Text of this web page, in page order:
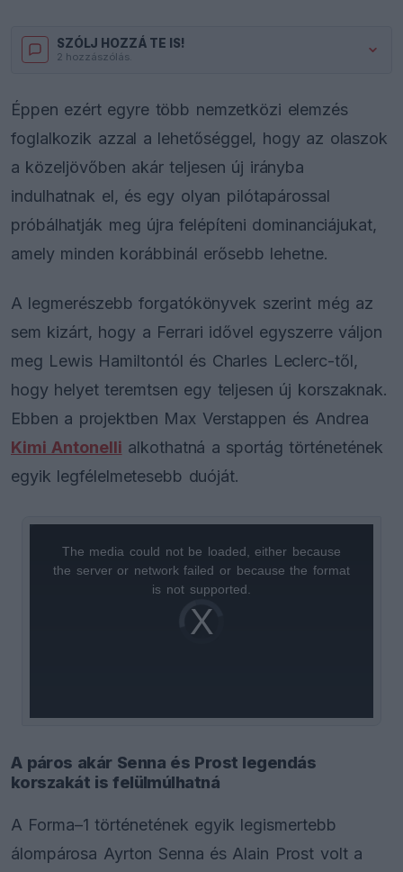
SZÓLJ HOZZÁ TE IS!
2 hozzászólás.
Éppen ezért egyre több nemzetközi elemzés
foglalkozik azzal a lehetőséggel, hogy az olaszok
a közeljövőben akár teljesen új irányba
indulhatnak el, és egy olyan pilótapárossal
próbálhatják meg újra felépíteni dominanciájukat,
amely minden korábbinál erősebb lehetne.
A legmerészebb forgatókönyvek szerint még az
sem kizárt, hogy a Ferrari idővel egyszerre váljon
meg Lewis Hamiltontól és Charles Leclerc-től,
hogy helyet teremtsen egy teljesen új korszaknak.
Ebben a projektben Max Verstappen és Andrea
Kimi Antonelli alkothatná a sportág történetének
egyik legfélelmetesebb duóját.
Video
Player
loading.
The media could not be loaded, either because
the server or network failed or because the format
is not supported.
A páros akár Senna és Prost legendás
korszakát is felülmúlhatná
A Forma–1 történetének egyik legismertebb
álompárosa Ayrton Senna és Alain Prost volt a